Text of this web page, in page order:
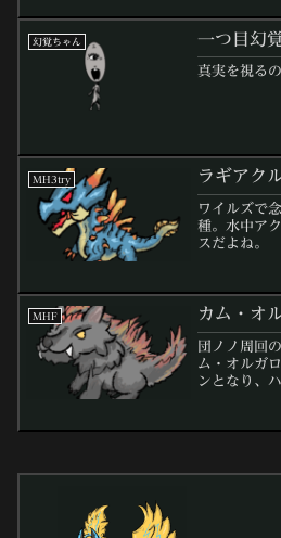
幻覚ちゃん 一つ目幻
真実を視る
MH3try ラギアク
ワイルズで
種。水中ア
スだよね。
MHF カム・オ
団ノノ周回
ム・オルガ
ンとなり、